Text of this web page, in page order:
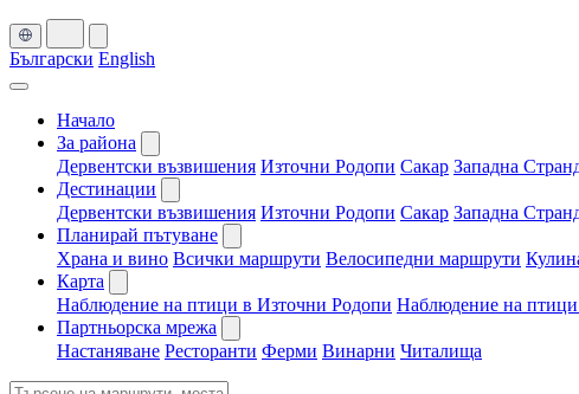
Български English
Начало
За района
Дервентски възвишения Източни Родопи Сакар Западна
Дестинации
Дервентски възвишения Източни Родопи Сакар Западна
Планирай пътуване
Храна и вино Всички маршрути Велосипедни маршрути
Карта
Наблюдение на птици в Източни Родопи Наблюдение на
Партньорска мрежа
Настаняване Ресторанти Ферми Винарни Читалища